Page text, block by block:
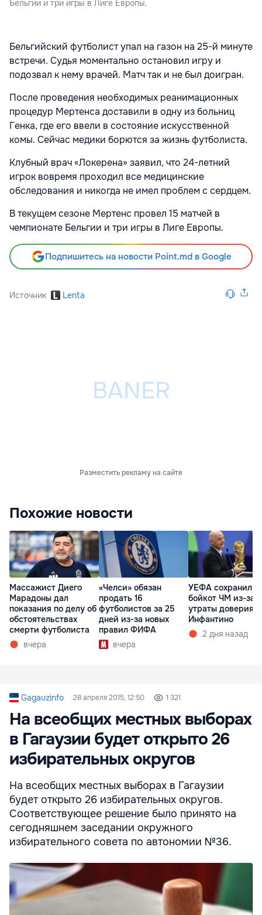
Бельгии и три игры в Лиге Европы.
Бельгийский футболист упал на газон на 25-й минуте
встречи. Судья моментально остановил игру и
подозвал к нему врачей. Матч так и не был доигран.
После проведения необходимых реанимационных
процедур Мертенса доставили в одну из больниц
Генка, где его ввели в состояние искусственной
комы. Сейчас медики борются за жизнь футболиста.
Клубный врач «Локерена» заявил, что 24-летний
игрок вовремя проходил все медицинские
обследования и никогда не имел проблем с сердцем.
В текущем сезоне Мертенс провел 15 матчей в
чемпионате Бельгии и три игры в Лиге Европы.
Подпишитесь на новости Point.md в Google
Источник Lenta
Разместить рекламу на сайте
Похожие новости
Массажист Диего
Марадоны дал
показания по делу об
обстоятельствах
смерти футболиста
вчера
«Челси» обязан
продать 16
футболистов за 25
дней из-за новых
правил ФИФА
вчера
УЕФА сохранил
бойкот ЧМ из-за
утраты доверия к
Инфантино
2 дня назад
Gagauzinfo 28 апреля 2015, 12:50 1 321
На всеобщих местных выборах
в Гагаузии будет открыто 26
избирательных округов
На всеобщих местных выборах в Гагаузии
будет открыто 26 избирательных округов.
Соответствующее решение было принято на
сегодняшнем заседании окружного
избирательного совета по автономии №36.